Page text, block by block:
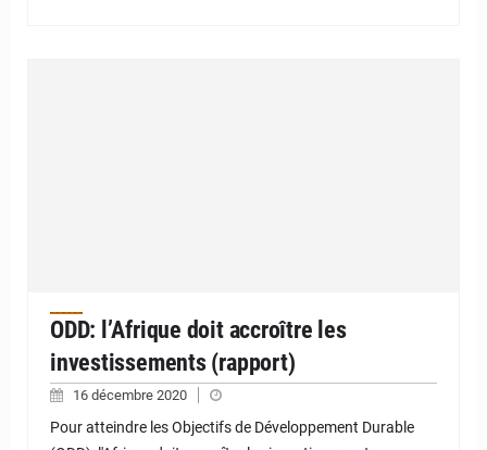
ODD: l’Afrique doit accroître les
investissements (rapport)
16 décembre 2020
Pour atteindre les Objectifs de Développement Durable